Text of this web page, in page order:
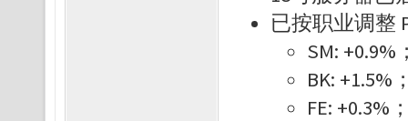
已按职业调整
SM: +0.9%
BK: +1.5%
FE: +0.3%